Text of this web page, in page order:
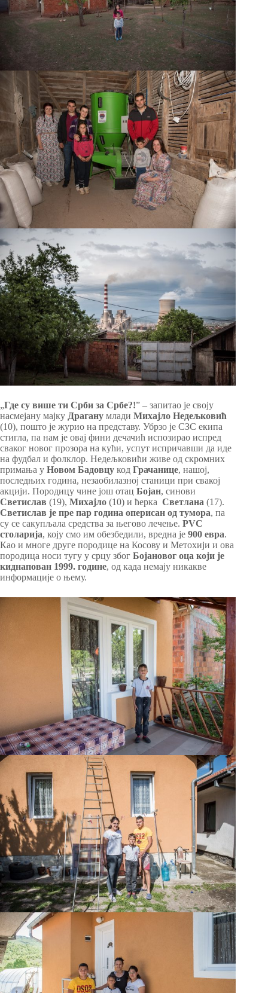
„Где су више ти Срби за Србе?!” – запитао је своју
насмејану мајку Драгану млади Михајло Недељковић
(10), пошто је журио на представу. Убрзо је СЗС екипа
стигла, па нам је овај фини дечачић испозирао испред
сваког новог прозора на кући, успут испричавши да иде
на фудбал и фолклор. Недељковићи живе од скромних
примања у Новом Бадовцу код Грачанице, нашој,
последњих година, незаобилазној станици при свакој
акцији. Породицу чине још отац Бојан, синови
Светислав (19), Михајло (10) и ћерка Светлана (17).
Светислав је пре пар година оперисан од тумора, па
су се сакупљала средства за његово лечење. PVC
столарија, коју смо им обезбедили, вредна је 900 евра.
Као и многе друге породице на Косову и Метохији и ова
породица носи тугу у срцу због Бојановог оца који је
киднапован 1999. године, од када немају никакве
информације о њему.